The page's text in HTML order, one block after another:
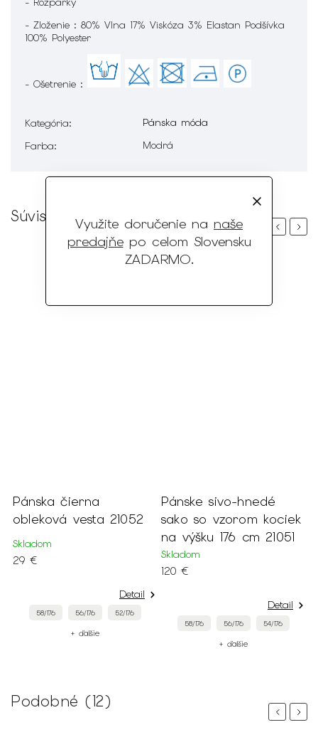
Využite doručenie na naše
predajňepo celom Slovensku
ZADARMO.
- Zloženie : 80% Vlna 17% Viskóza 3% Elastan Podšívka
100% Polyester
- Ošetrenie :
Kategória:
Pánska móda
Farba: Modrá
Súvisiaci tovar
Previous
Pánska čierna
obleková vesta 21052
Skladom
29 €
Detail
58/176 56/176 52/176
+ ďalšie
Pánske sivo-hnedé
sako so vzorom kociek
na výšku 176 cm 21051
Skladom
120 €
Detail
58/176 56/176 54/176
+ ďalšie
Next
Podobné (12)
PreviousNext